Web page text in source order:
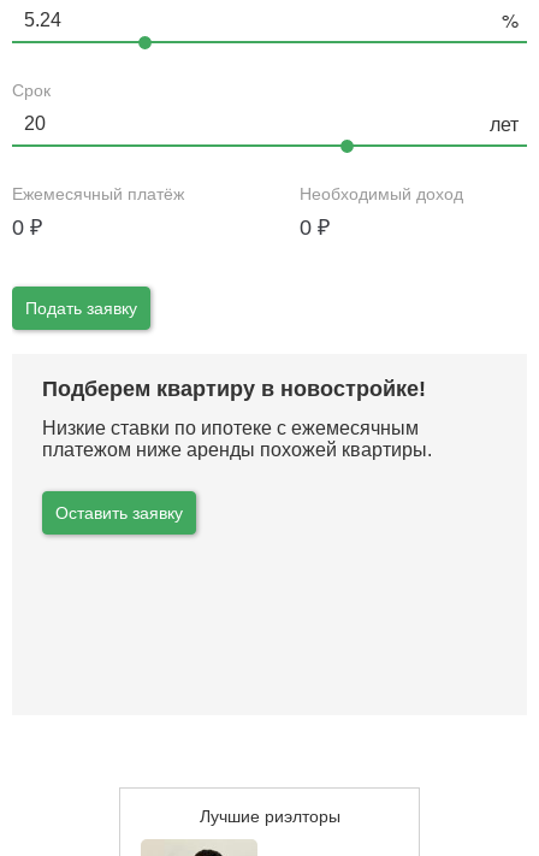
Срок
Ежемесячный платёж
0 ₽
Необходимый доход
0 ₽
Подать заявку
Подберем квартиру в новостройке!
Низкие ставки по ипотеке с ежемесячным
платежом ниже аренды похожей квартиры.
Оставить заявку
Лучшие риэлторы